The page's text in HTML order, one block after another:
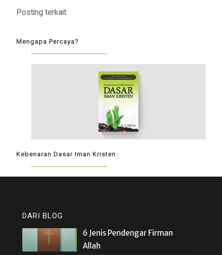
Posting terkait
Mengapa Percaya?
Kebenaran Dasar Iman Kristen
DARI BLOG
6 Jenis Pendengar Firman
Allah